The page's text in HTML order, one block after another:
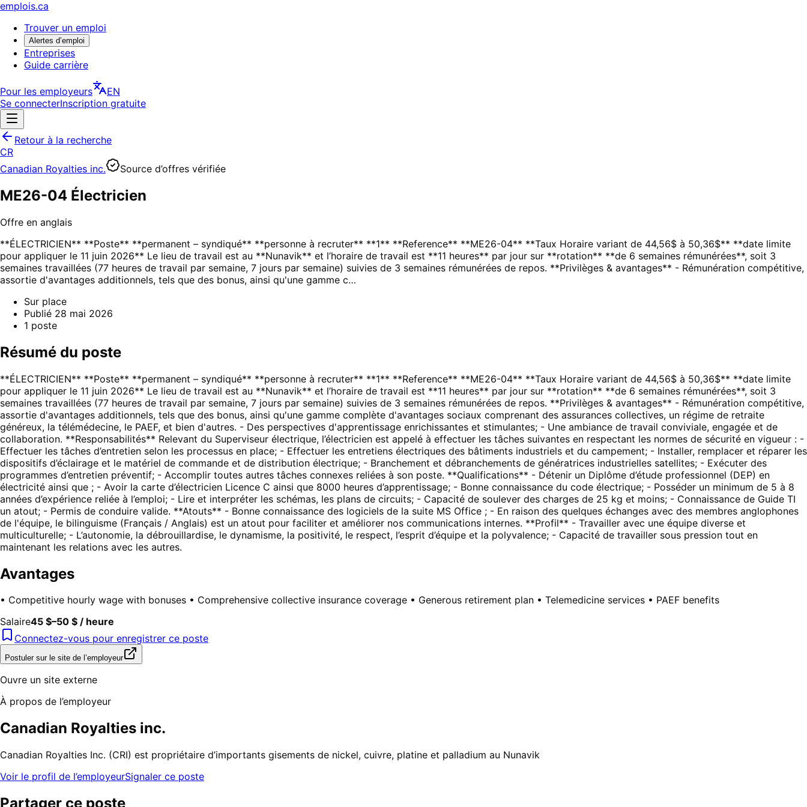
emplois.ca
Trouver un emploi
Alertes d’emploi
Entreprises
Guide carrière
Pour les employeurs
EN
Se connecterInscription gratuite
Retour à la recherche
CR
Canadian Royalties inc.
Source d’offres vérifiée
ME26-04 Électricien
Offre en anglais
**ÉLECTRICIEN** **Poste** **permanent – syndiqué** **personne à recruter** **1** **Reference** **ME26-04** **Taux Horaire variant de 44,56$ à 50,36$** **date limite
pour appliquer le 11 juin 2026** Le lieu de travail est au **Nunavik** et l’horaire de travail est **11 heures** par jour sur **rotation** **de 6 semaines rémunérées**, soit 3
semaines travaillées (77 heures de travail par semaine, 7 jours par semaine) suivies de 3 semaines rémunérées de repos. **Privilèges & avantages** - Rémunération compétitive,
assortie d'avantages additionnels, tels que des bonus, ainsi qu'une gamme c…
Sur place
Publié 28 mai 2026
1 poste
Résumé du poste
**ÉLECTRICIEN** **Poste** **permanent – syndiqué** **personne à recruter** **1** **Reference** **ME26-04** **Taux Horaire variant de 44,56$ à 50,36$** **date limite
pour appliquer le 11 juin 2026** Le lieu de travail est au **Nunavik** et l’horaire de travail est **11 heures** par jour sur **rotation** **de 6 semaines rémunérées**, soit 3
semaines travaillées (77 heures de travail par semaine, 7 jours par semaine) suivies de 3 semaines rémunérées de repos. **Privilèges & avantages** - Rémunération compétitive,
assortie d'avantages additionnels, tels que des bonus, ainsi qu'une gamme complète d'avantages sociaux comprenant des assurances collectives, un régime de retraite
généreux, la télémédecine, le PAEF, et bien d'autres. - Des perspectives d'apprentissage enrichissantes et stimulantes; - Une ambiance de travail conviviale, engagée et de
collaboration. **Responsabilités** Relevant du Superviseur électrique, l’électricien est appelé à effectuer les tâches suivantes en respectant les normes de sécurité en vigueur : -
Effectuer les tâches d’entretien selon les processus en place; - Effectuer les entretiens électriques des bâtiments industriels et du campement; - Installer, remplacer et réparer les
dispositifs d’éclairage et le matériel de commande et de distribution électrique; - Branchement et débranchements de génératrices industrielles satellites; - Exécuter des
programmes d’entretien préventif; - Accomplir toutes autres tâches connexes reliées à son poste. **Qualifications** - Détenir un Diplôme d’étude professionnel (DEP) en
électricité ainsi que ; - Avoir la carte d’électricien Licence C ainsi que 8000 heures d’apprentissage; - Bonne connaissance du code électrique; - Posséder un minimum de 5 à 8
années d’expérience reliée à l’emploi; - Lire et interpréter les schémas, les plans de circuits; - Capacité de soulever des charges de 25 kg et moins; - Connaissance de Guide TI
un atout; - Permis de conduire valide. **Atouts** - Bonne connaissance des logiciels de la suite MS Office ; - En raison des quelques échanges avec des membres anglophones
de l'équipe, le bilinguisme (Français / Anglais) est un atout pour faciliter et améliorer nos communications internes. **Profil** - Travailler avec une équipe diverse et
multiculturelle; - L’autonomie, la débrouillardise, le dynamisme, la positivité, le respect, l’esprit d’équipe et la polyvalence; - Capacité de travailler sous pression tout en
maintenant les relations avec les autres.
Avantages
• Competitive hourly wage with bonuses • Comprehensive collective insurance coverage • Generous retirement plan • Telemedicine services • PAEF benefits
Salaire45 $–50 $ / heure
Connectez-vous pour enregistrer ce poste
Postuler sur le site de l’employeur
Ouvre un site externe
À propos de l’employeur
Canadian Royalties inc.
Canadian Royalties Inc. (CRI) est propriétaire d’importants gisements de nickel, cuivre, platine et palladium au Nunavik
Voir le profil de l’employeurSignaler ce poste
Partager ce poste